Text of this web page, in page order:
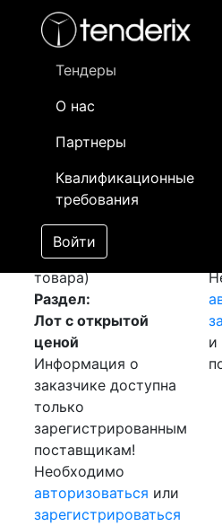
Тендеры
О нас
Партнеры
Квалификационные
требования
Войти
- активный лот
- сохраненный лот (не
Закупка: Кабель
[Завершен]
Победитель выбран
Лот №:1474
АУКЦИОН (покупка
товара)
Раздел:
Лот с открытой
ценой
Информация о
заказчике доступна
только
зарегистрированным
поставщикам!
Необходимо
авторизоваться или
зарегистрироваться
и